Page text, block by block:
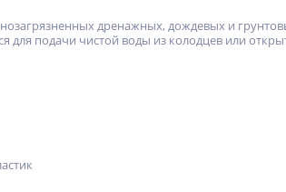
дренажных, дождевых и
подачи чистой воды из колодцев или